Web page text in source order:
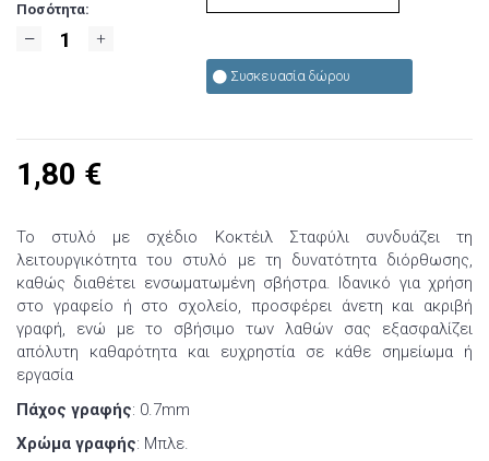
Ποσότητα:
Συσκευασία δώρου
1,80 €
Το στυλό με σχέδιο Κοκτέιλ Σταφύλι συνδυάζει τη
λειτουργικότητα του στυλό με τη δυνατότητα διόρθωσης,
καθώς διαθέτει ενσωματωμένη σβήστρα. Ιδανικό για χρήση
στο γραφείο ή στο σχολείο, προσφέρει άνετη και ακριβή
γραφή, ενώ με το σβήσιμο των λαθών σας εξασφαλίζει
απόλυτη καθαρότητα και ευχρηστία σε κάθε σημείωμα ή
εργασία
Πάχος γραφής: 0.7mm
Χρώμα γραφής: Μπλε.